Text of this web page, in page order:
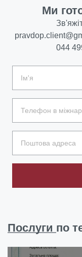
Ми
044
Послуги по